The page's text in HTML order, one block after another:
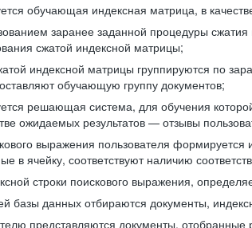
обучающая индексная матрица, в
заранее заданной процедуры
сжатой индексной матрицы;
индексной матрицы группируются по
обучающую группу документов;
решающая система, для обучения
ожидаемых результатов — отзывы
выражения пользователя формируется
в ячейку, соответствуют наличию
строки поискового выражения,
базы данных отбираются документы,
представляются документы,